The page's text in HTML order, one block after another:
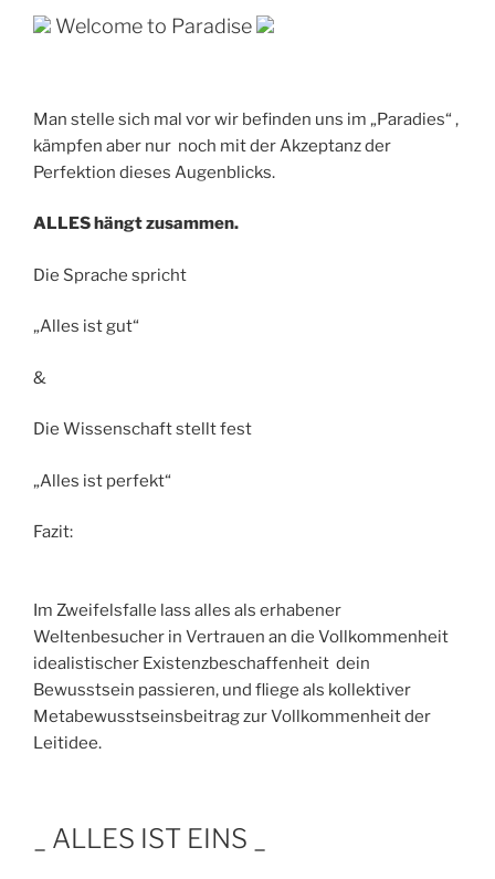
Welcome to Paradise
Man stelle sich mal vor wir befinden uns im „Paradies“ ,
kämpfen aber nur noch mit der Akzeptanz der
Perfektion dieses Augenblicks.
ALLES hängt zusammen.
Die Sprache spricht
„Alles ist gut“
&
Die Wissenschaft stellt fest
„Alles ist perfekt“
Fazit:
Im Zweifelsfalle lass alles als erhabener
Weltenbesucher in Vertrauen an die Vollkommenheit
idealistischer Existenzbeschaffenheit dein
Bewusstsein passieren, und fliege als kollektiver
Metabewusstseinsbeitrag zur Vollkommenheit der
Leitidee.
_ ALLES IST EINS _